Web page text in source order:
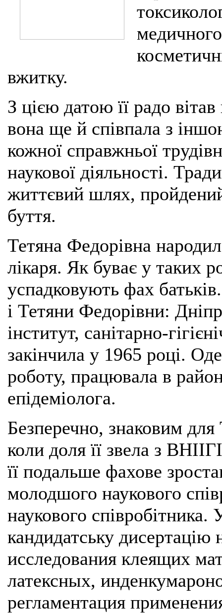
вжитку.
З цією датою її радо
вона ще й співпала з
кожної справжньої
наукової діяльності.
життєвий шлях,
буття.
Тетяна Федорівна
лікаря. Як буває у таких
успадковують фах
і Тетяни Федорівни:
інститут, санітарно-
закінчила у 1965 році.
роботу, працювала в
епідеміолога.
Безперечно, знаковим
коли доля її звела з
її подальше фахове
молодшого наукового
наукового співробітника.
кандидатську
исследования клеящих
латексных,
регламентация